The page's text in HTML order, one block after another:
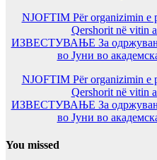
NJOFTIM Për organizimin e
Qershorit në vitin
ИЗВЕСТУВАЊЕ За одржување
во Јуни во
NJOFTIM Për organizimin e
Qershorit në vitin
ИЗВЕСТУВАЊЕ За одржување
во Јуни во
You missed